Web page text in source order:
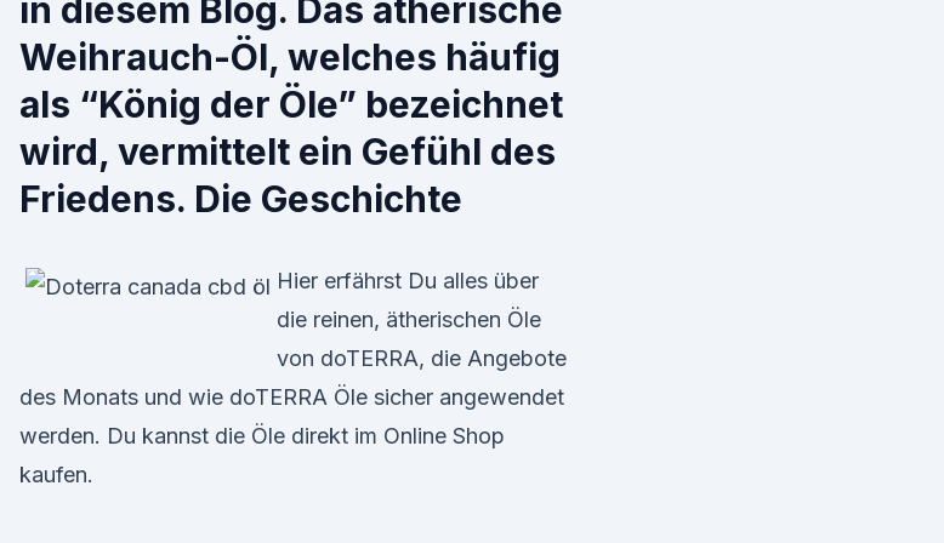
in diesem Blog. Das ätherische
Weihrauch-Öl, welches häufig
als “König der Öle” bezeichnet
wird, vermittelt ein Gefühl des
Friedens. Die Geschichte
Hier erfährst Du alles über
die reinen, ätherischen Öle
von doTERRA, die Angebote
des Monats und wie doTERRA Öle sicher angewendet
werden. Du kannst die Öle direkt im Online Shop
kaufen.